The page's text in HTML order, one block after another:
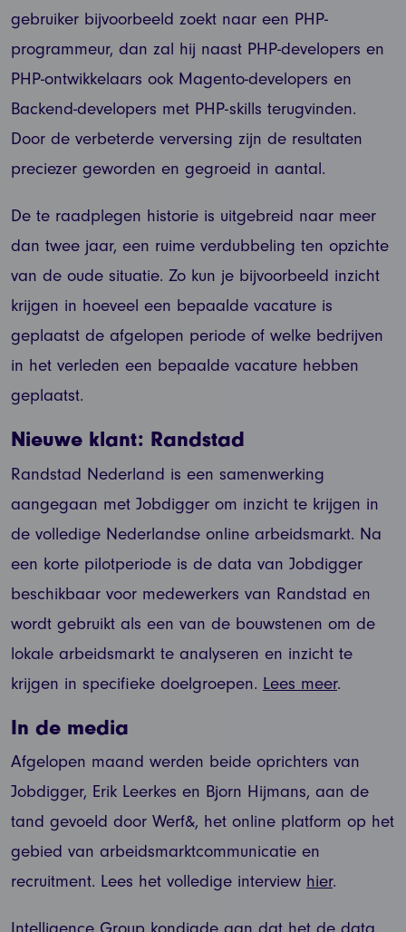
gebruiker bijvoorbeeld zoekt naar een PHP-
programmeur, dan zal hij naast PHP-developers en
PHP-ontwikkelaars ook Magento-developers en
Backend-developers met PHP-skills terugvinden.
Door de verbeterde verversing zijn de resultaten
preciezer geworden en gegroeid in aantal.
De te raadplegen historie is uitgebreid naar meer
dan twee jaar, een ruime verdubbeling ten opzichte
van de oude situatie. Zo kun je bijvoorbeeld inzicht
krijgen in hoeveel een bepaalde vacature is
geplaatst de afgelopen periode of welke bedrijven
in het verleden een bepaalde vacature hebben
geplaatst.
Nieuwe klant: Randstad
Randstad Nederland is een samenwerking
aangegaan met Jobdigger om inzicht te krijgen in
de volledige Nederlandse online arbeidsmarkt. Na
een korte pilotperiode is de data van Jobdigger
beschikbaar voor medewerkers van Randstad en
wordt gebruikt als een van de bouwstenen om de
lokale arbeidsmarkt te analyseren en inzicht te
krijgen in specifieke doelgroepen. Lees meer.
In de media
Afgelopen maand werden beide oprichters van
Jobdigger, Erik Leerkes en Bjorn Hijmans, aan de
tand gevoeld door Werf&, het online platform op het
gebied van arbeidsmarktcommunicatie en
recruitment. Lees het volledige interview hier.